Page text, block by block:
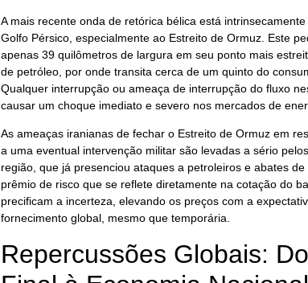
A mais recente onda de retórica bélica está
Golfo Pérsico, especialmente ao Estreito de Ormuz. Este
apenas 39 quilômetros de largura em seu ponto mais
de petróleo, por onde transita cerca de um quinto do
Qualquer interrupção ou ameaça de interrupção do fluxo
causar um choque imediato e severo nos mercados de
As ameaças iranianas de fechar o Estreito de Ormuz em
a uma eventual intervenção militar são levadas a sério
região, que já presenciou ataques a petroleiros e abates
prêmio de risco que se reflete diretamente na cotação do
precificam a incerteza, elevando os preços com a
fornecimento global, mesmo que temporária.
Repercussões Globais: